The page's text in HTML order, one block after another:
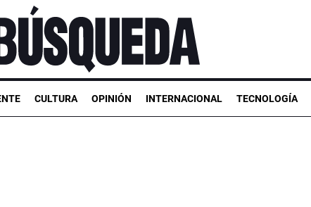
CULTURA OPINIÓN INTERNACIONAL TECNOLOGÍA